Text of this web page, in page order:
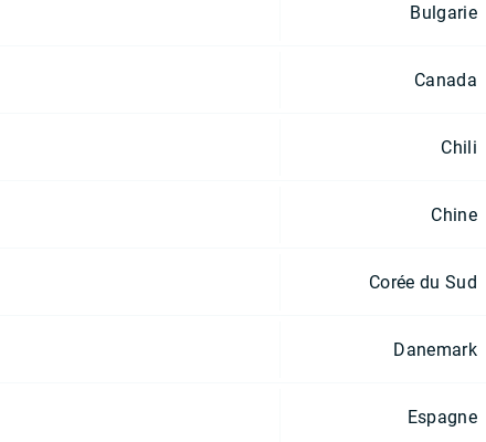
Bulgarie
Canada
Chili
Chine
Corée du Sud
Danemark
Espagne